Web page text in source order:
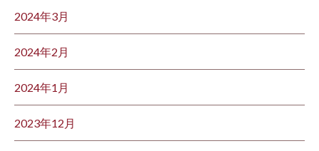
2024年3月
2024年2月
2024年1月
2023年12月